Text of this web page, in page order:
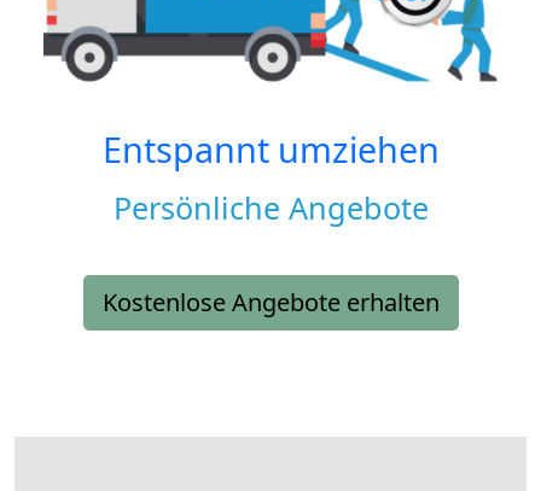
Entspannt umziehen
Persönliche Angebote
Kostenlose Angebote erhalten